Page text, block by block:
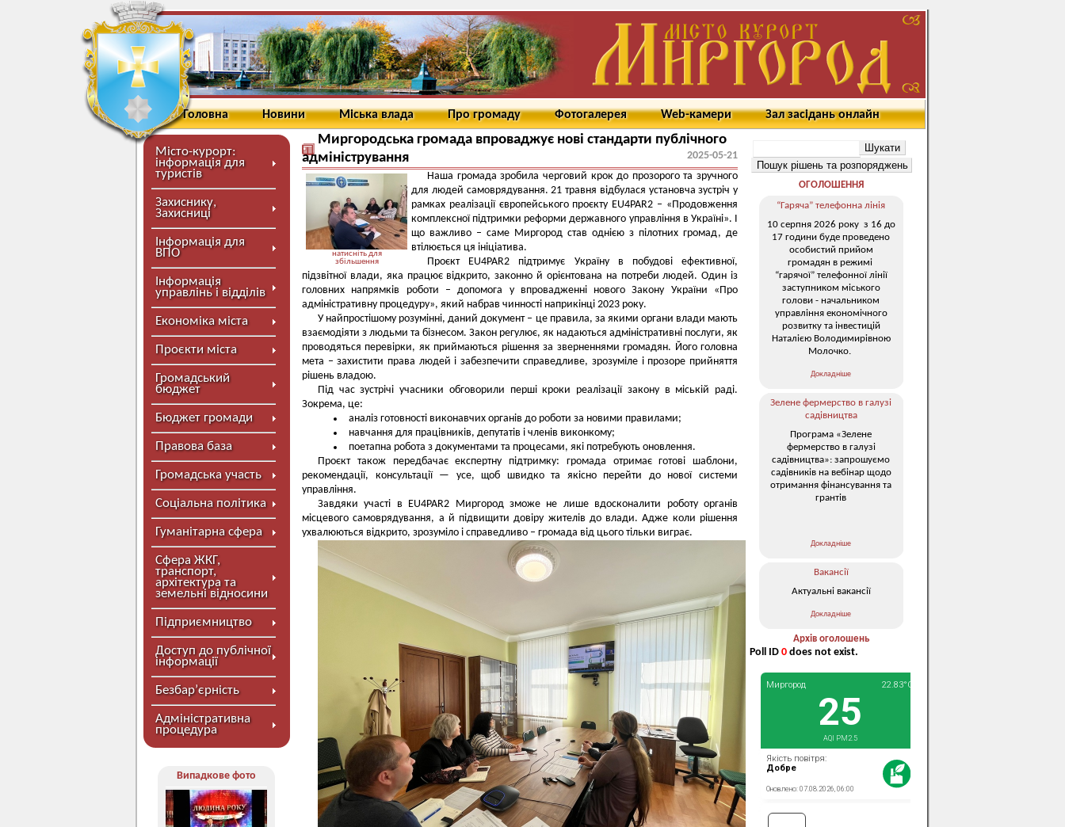
Головна Новини Міська влада Про громаду Фотогалерея Web-камери Зал засідань онлайн
Місто-курорт:
інформація для
туристів
Захиснику,
Захисниці
Інформація для
ВПО
Інформація
управлінь і відділів
Економіка міста
Проєкти міста
Громадський
бюджет
Бюджет громади
Правова база
Громадська участь
Соціальна політика
Гуманітарна сфера
Сфера ЖКГ,
транспорт,
архітектура та
земельні відносини
Підприємництво
Доступ до публічної
інформації
Безбар’єрність
Адміністративна
процедура
Випадкове фото
Миргородська громада впроваджує нові стандарти публічного
адміністрування
2025-05-21
натисніть для
збільшення
Наша громада зробила черговий крок до прозорого та зручного
для людей самоврядування. 21 травня відбулася установча зустріч у
рамках реалізації європейського проєкту EU4PAR2 – «Продовження
комплексної підтримки реформи державного управління в Україні». І
що важливо – саме Миргород став однією з пілотних громад, де
втілюється ця ініціатива.
Проєкт EU4PAR2 підтримує Україну в побудові ефективної,
підзвітної влади, яка працює відкрито, законно й орієнтована на потреби людей. Один із
головних напрямків роботи – допомога у впровадженні нового Закону України «Про
адміністративну процедуру», який набрав чинності наприкінці 2023 року.
У найпростішому розумінні, даний документ – це правила, за якими органи влади мають
взаємодіяти з людьми та бізнесом. Закон регулює, як надаються адміністративні послуги, як
проводяться перевірки, як приймаються рішення за зверненнями громадян. Його головна
мета – захистити права людей і забезпечити справедливе, зрозуміле і прозоре прийняття
рішень владою.
Під час зустрічі учасники обговорили перші кроки реалізації закону в міській раді.
Зокрема, це:
аналіз готовності виконавчих органів до роботи за новими правилами;
навчання для працівників, депутатів і членів виконкому;
поетапна робота з документами та процесами, які потребують оновлення.
Проєкт також передбачає експертну підтримку: громада отримає готові шаблони,
рекомендації, консультації — усе, щоб швидко та якісно перейти до нової системи
управління.
Завдяки участі в EU4PAR2 Миргород зможе не лише вдосконалити роботу органів
місцевого самоврядування, а й підвищити довіру жителів до влади. Адже коли рішення
ухвалюються відкрито, зрозуміло і справедливо – громада від цього тільки виграє.
ОГОЛОШЕННЯ
“Гаряча” телефонна лінія
10 серпня 2026 року з 16 до
17 години буде проведено
особистий прийом
громадян в режимі
“гарячої” телефонної лінії
заступником міського
голови - начальником
управління економічного
розвитку та інвестицій
Наталією Володимирівною
Молочко.
Докладніше
Зелене фермерство в галузі
садівництва
Програма «Зелене
фермерство в галузі
садівництва»: запрошуємо
садівників на вебінар щодо
отримання фінансування та
грантів
Докладніше
Вакансії
Актуальні вакансії
Докладніше
Архів оголошень
Poll ID 0 does not exist.